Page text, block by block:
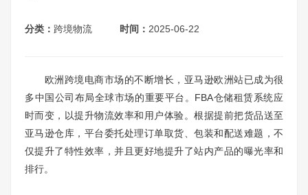
分类： 跨境物流 时间： 2025-06-22
欧洲跨境电商市场的不断增长，亚马逊欧洲站已成为很
多中国公司布局全球市场的重要平台。FBA仓储租赁系统应
时而变，以提升物流效率和用户体验。根据提前把货品送至
亚马逊仓库，平台委托处理订单取货、包装和配送难题，不
仅提升了特性效率，并且更好地提升了站内产品的曝光率和
排行。